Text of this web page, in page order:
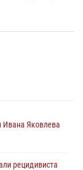
Ивана Яковлева
рецидивиста